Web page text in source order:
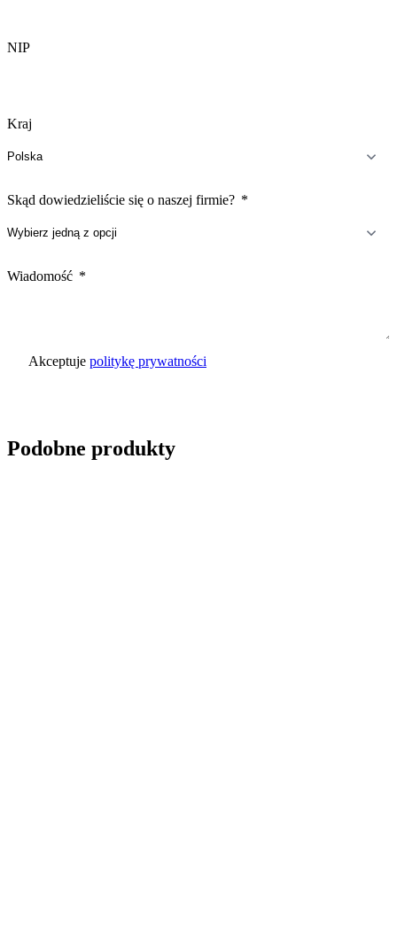
NIP
Kraj
Skąd dowiedzieliście się o naszej firmie?
Wiadomość
Akceptuje politykę prywatności
Podobne produkty